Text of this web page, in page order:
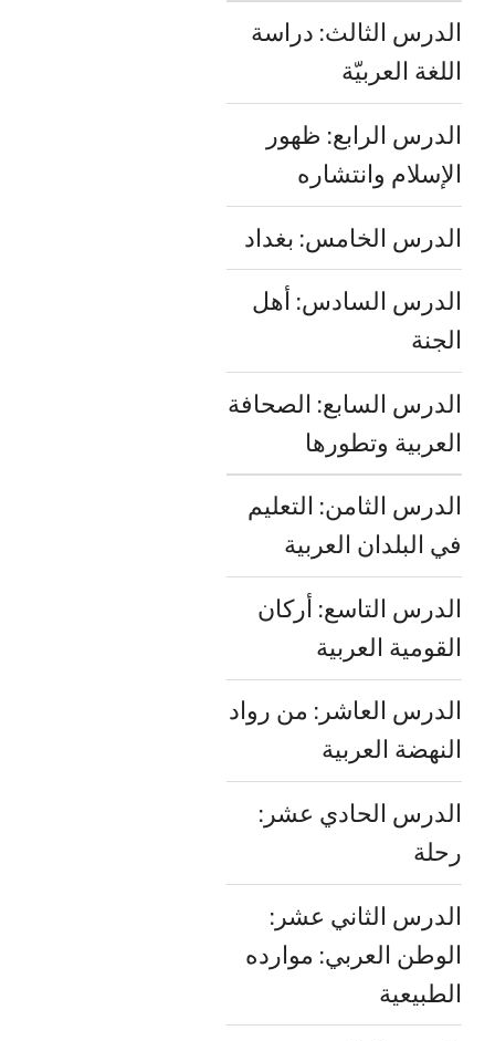
الدرس الثالث: دراسة
اللغة العربيّة
الدرس الرابع: ظهور
الإسلام وانتشاره
الدرس الخامس: بغداد
الدرس السادس: أهل
الجنة
الدرس السابع: الصحافة
العربية وتطورها
الدرس الثامن: التعليم
في البلدان العربية
الدرس التاسع: أركان
القومية العربية
الدرس العاشر: من رواد
النهضة العربية
الدرس الحادي عشر:
رحلة
الدرس الثاني عشر:
الوطن العربي: موارده
الطبيعية